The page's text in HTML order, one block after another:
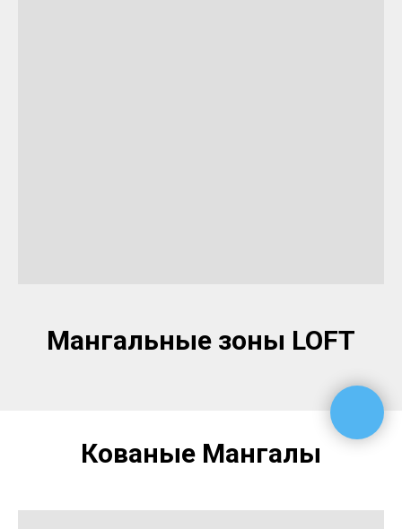
Мангальные зоны LOFT
Кованые Мангалы